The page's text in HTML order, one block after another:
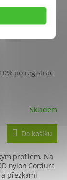
po registraci
Skladem
Do košíku
profilem. Na
nylon Cordura
přezkami